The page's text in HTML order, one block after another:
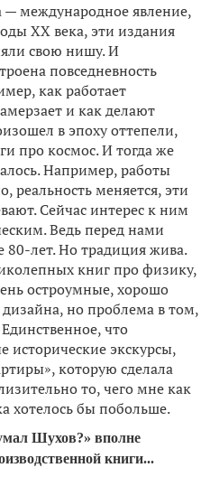
— международное явление,
ХХ века, эти издания
свою нишу. И
повседневность
как работает
и как делают
в эпоху оттепели,
про космос. И тогда же
Например, работы
реальность меняется, эти
Сейчас интерес к ним
Ведь перед нами
лет. Но традиция жива.
книг про физику,
остроумные, хорошо
но проблема в том,
что
исторические экскурсы,
которую сделала
то, чего мне как
хотелось бы побольше.
Шухов?» вполне
книги...